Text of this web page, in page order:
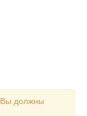
Вы должны